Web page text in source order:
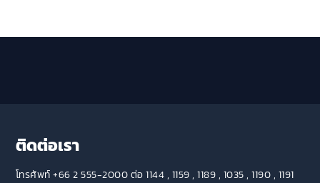
ติดต่อเรา
โทรศัพท์ +66 2 555-2000 ต่อ 1144 , 1159 , 1189 , 1035 , 1190 , 1191